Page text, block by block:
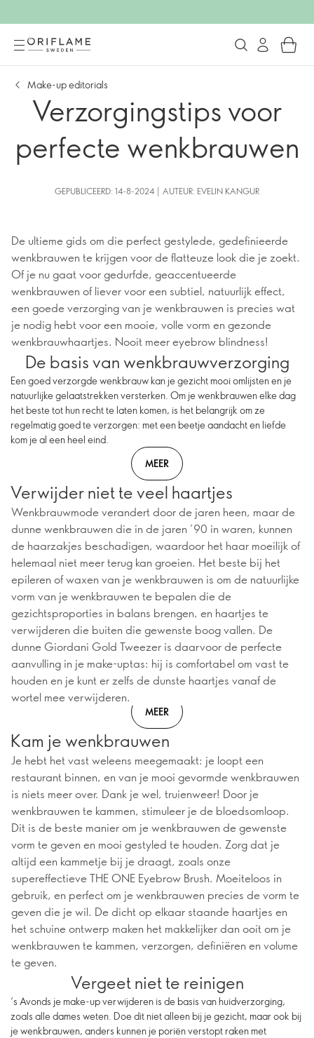
Make-up editorials
Verzorgingstips voor
perfecte wenkbrauwen
GEPUBLICEERD: 14-8-2024 | AUTEUR: EVELIN KANGUR
De ultieme gids om die perfect gestylede, gedefinieerde
wenkbrauwen te krijgen voor de flatteuze look die je zoekt.
Of je nu gaat voor gedurfde, geaccentueerde
wenkbrauwen of liever voor een subtiel, natuurlijk effect,
een goede verzorging van je wenkbrauwen is precies wat
je nodig hebt voor een mooie, volle vorm en gezonde
wenkbrauwhaartjes. Nooit meer eyebrow blindness!
De basis van wenkbrauwverzorging
Een goed verzorgde wenkbrauw kan je gezicht mooi omlijsten en je
natuurlijke gelaatstrekken versterken. Om je wenkbrauwen elke dag
het beste tot hun recht te laten komen, is het belangrijk om ze
regelmatig goed te verzorgen: met een beetje aandacht en liefde
kom je al een heel eind.
MEER
Verwijder niet te veel haartjes
Wenkbrauwmode verandert door de jaren heen, maar de
dunne wenkbrauwen die in de jaren ’90 in waren, kunnen
de haarzakjes beschadigen, waardoor het haar moeilijk of
helemaal niet meer terug kan groeien. Het beste bij het
epileren of waxen van je wenkbrauwen is om de natuurlijke
vorm van je wenkbrauwen te bepalen die de
gezichtsproporties in balans brengen, en haartjes te
verwijderen die buiten die gewenste boog vallen. De
dunne Giordani Gold Tweezer is daarvoor de perfecte
aanvulling in je make-uptas: hij is comfortabel om vast te
houden en je kunt er zelfs de dunste haartjes vanaf de
wortel mee verwijderen.
MEER
Kam je wenkbrauwen
Je hebt het vast weleens meegemaakt: je loopt een
restaurant binnen, en van je mooi gevormde wenkbrauwen
is niets meer over. Dank je wel, truienweer! Door je
wenkbrauwen te kammen, stimuleer je de bloedsomloop.
Dit is de beste manier om je wenkbrauwen de gewenste
vorm te geven en mooi gestyled te houden. Zorg dat je
altijd een kammetje bij je draagt, zoals onze
supereffectieve THE ONE Eyebrow Brush. Moeiteloos in
gebruik, en perfect om je wenkbrauwen precies de vorm te
geven die je wil. De dicht op elkaar staande haartjes en
het schuine ontwerp maken het makkelijker dan ooit om je
wenkbrauwen te kammen, verzorgen, definiëren en volume
te geven.
Vergeet niet te reinigen
‘s Avonds je make-up verwijderen is de basis van huidverzorging,
zoals alle dames weten. Doe dit niet alleen bij je gezicht, maar ook bij
je wenkbrauwen, anders kunnen je poriën verstopt raken met